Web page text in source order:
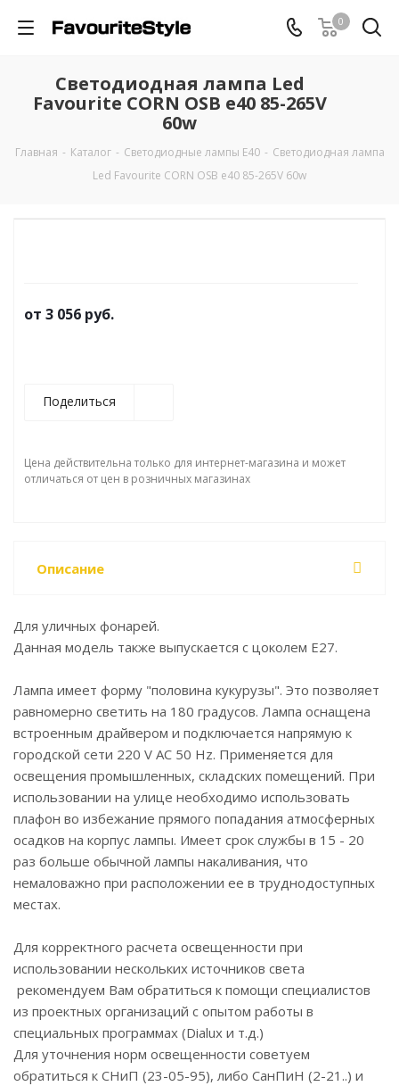
0
Светодиодная лампа Led
Favourite CORN OSB e40 85-265V
60w
Главная - Каталог - Светодиодные лампы Е40 - Светодиодная лампа
Led Favourite CORN OSB e40 85-265V 60w
от 3 056 руб.
Поделиться
Цена действительна только для интернет-магазина и может
отличаться от цен в розничных магазинах
Описание
Для уличных фонарей.
Данная модель также выпускается с цоколем Е27.
Лампа имеет форму "половина кукурузы". Это позволяет
равномерно светить на 180 градусов. Лампа оснащена
встроенным драйвером и подключается напрямую к
городской сети 220 V AC 50 Hz. Применяется для
освещения промышленных, складских помещений. При
использовании на улице необходимо использовать
плафон во избежание прямого попадания атмосферных
осадков на корпус лампы. Имеет срок службы в 15 - 20
раз больше обычной лампы накаливания, что
немаловажно при расположении ее в труднодоступных
местах.
Для корректного расчета освещенности при
использовании нескольких источников света
рекомендуем Вам обратиться к помощи специалистов
из проектных организаций с опытом работы в
специальных программах (Dialux и т.д.)
Для уточнения норм освещенности советуем
обратиться к СНиП (23-05-95), либо СанПиН (2-21..) и